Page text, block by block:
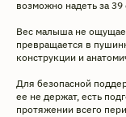
возможно надеть за 39
Вес малыша не
превращается в
конструкции и
Для безопасной
ее не держат, есть
протяжении всего